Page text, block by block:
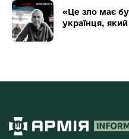
«Це зло має
українця,